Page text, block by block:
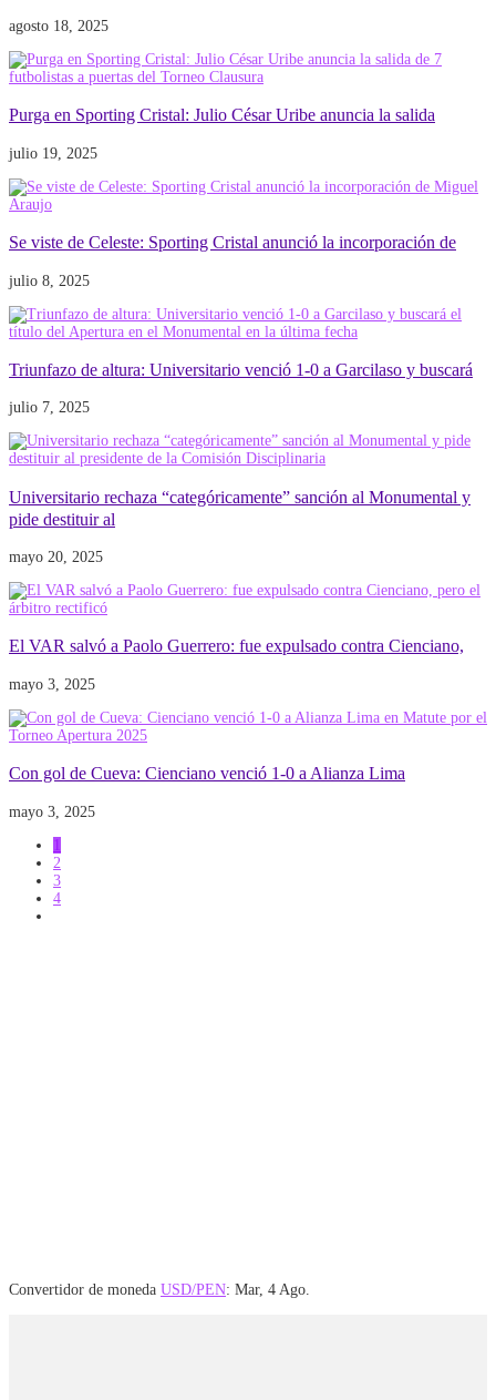
agosto 18, 2025
Purga en Sporting Cristal: Julio César Uribe anuncia la salida
julio 19, 2025
Se viste de Celeste: Sporting Cristal anunció la incorporación de
julio 8, 2025
Triunfazo de altura: Universitario venció 1-0 a Garcilaso y buscará
julio 7, 2025
Universitario rechaza “categóricamente” sanción al Monumental y
pide destituir al
mayo 20, 2025
El VAR salvó a Paolo Guerrero: fue expulsado contra Cienciano,
mayo 3, 2025
Con gol de Cueva: Cienciano venció 1-0 a Alianza Lima
mayo 3, 2025
1
2
3
4
Convertidor de moneda USD/PEN: Mar, 4 Ago.